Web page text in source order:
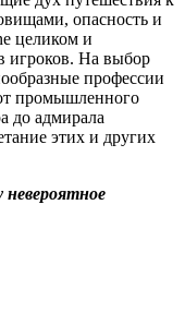
опасность и
целиком и
игроков. На выбор
профессии
промышленного
до адмирала
этих и других
невероятное